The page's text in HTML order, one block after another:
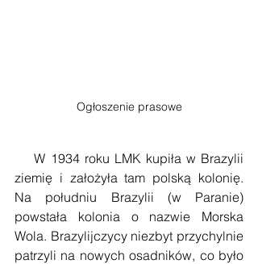
Ogłoszenie prasowe
    W 1934 roku LMK kupiła w Brazylii
ziemię i założyła tam polską kolonię.
Na południu Brazylii (w Paranie)
powstała kolonia o nazwie Morska
Wola. Brazylijczycy niezbyt przychylnie
patrzyli na nowych osadników, co było